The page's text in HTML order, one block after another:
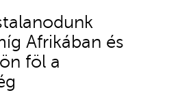
Afrikában és
föl a